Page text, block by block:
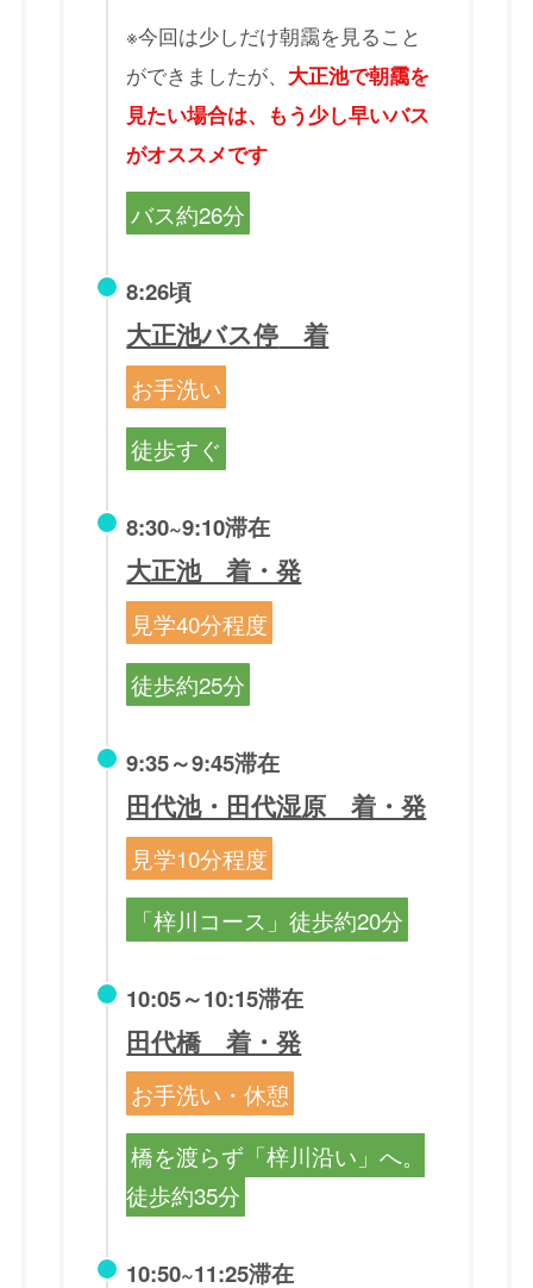
※今回は少しだけ朝靄を見ること
ができましたが、 大正池で朝靄を
見たい場合は、もう少し早いバス
がオススメです
バス約26分
8:26頃
大正池バス停 着
お手洗い
徒歩すぐ
8:30~9:10滞在
大正池 着・発
見学40分程度
徒歩約25分
9:35～9:45滞在
田代池・田代湿原 着・発
見学10分程度
「梓川コース」徒歩約20分
10:05～10:15滞在
田代橋 着・発
お手洗い・休憩
橋を渡らず「梓川沿い」へ。
徒歩約35分
10:50~11:25滞在